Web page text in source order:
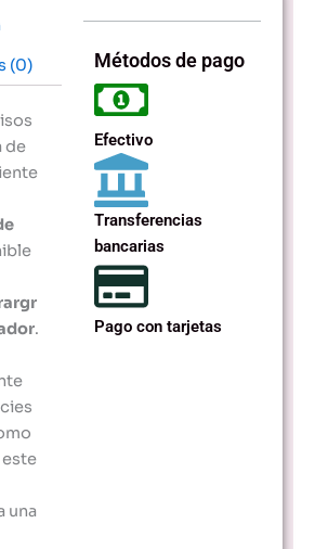
(0)
de
.
este
una
Métodos de pago
Efectivo
Transferencias
bancarias
Pago con tarjetas